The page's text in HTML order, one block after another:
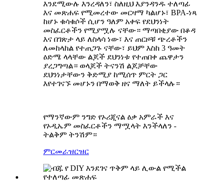
እንደሚውሉ እንረዳለን፣ ስለዚህ እያንዳንዱ ተለጣፊ
እና መጽሐፍ የሚመረተው መርዛማ ካልሆኑ፣ BPA-ነጻ
ከሆኑ ቁሳቁሶች ሲሆን ዓለም አቀፍ የደህንነት
መስፈርቶችን የሚያሟሉ ናቸው። ማጣበቂያው በቆዳ
እና በገጽታ ላይ ለስላሳ ነው፣ እና ጠርዞቹ ጭረቶችን
ለመከላከል የተጠጋጉ ናቸው፣ ይህም እስከ 3 ዓመት
ዕድሜ ላላቸው ልጆች ደህንነቱ የተጠበቀ ጨዋታን
ያረጋግጣል። ወላጆች ትናንሽ ልጆቻቸው
ደህንነታቸውን ቅድሚያ ከሚሰጥ ምርት ጋር
እየተገናኙ መሆኑን በማወቅ ዘና ማለት ይችላሉ።
የማንኛውም ንግድ የኦሪጂናል ዕቃ አምራች እና
የኦዲኤም መስፈርቶችን ማሟላት እንችላለን -
ትልቅም ትንሽም።
ምርመራዝርዝር